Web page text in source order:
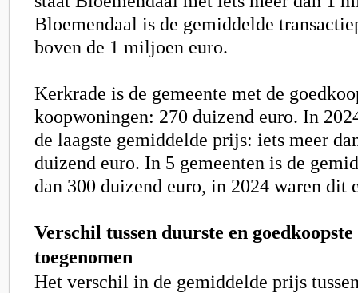
Bloemendaal is de gemiddelde
boven de 1 miljoen euro.
Kerkrade is de gemeente met de
koopwoningen: 270 duizend euro. In
de laagste gemiddelde prijs: iets meer
duizend euro. In 5 gemeenten is de
dan 300 duizend euro, in 2024 waren dit
Verschil tussen duurste en goedkoopste
toegenomen
Het verschil in de gemiddelde prijs